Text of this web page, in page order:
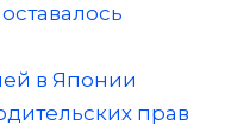
в Японии
прав